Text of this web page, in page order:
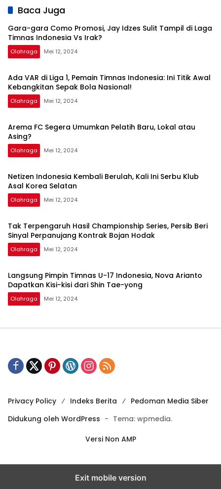
Asal Korea
Selatan
Kontrak Bojan
Hodak
yong
Baca Juga
Gara-gara Como Promosi, Jay Idzes Sulit Tampil di Laga
Timnas Indonesia Vs Irak?
Olahraga Mei 12, 2024
Ada VAR di Liga 1, Pemain Timnas Indonesia: Ini Titik Awal
Kebangkitan Sepak Bola Nasional!
Olahraga Mei 12, 2024
Arema FC Segera Umumkan Pelatih Baru, Lokal atau
Asing?
Olahraga Mei 12, 2024
Netizen Indonesia Kembali Berulah, Kali Ini Serbu Klub
Asal Korea Selatan
Olahraga Mei 12, 2024
Tak Terpengaruh Hasil Championship Series, Persib Beri
Sinyal Perpanujang Kontrak Bojan Hodak
Olahraga Mei 12, 2024
Langsung Pimpin Timnas U-17 Indonesia, Nova Arianto
Dapatkan Kisi-kisi dari Shin Tae-yong
Olahraga Mei 12, 2024
Privacy Policy Indeks Berita
Pedoman Media Siber
Didukung oleh WordPress - Tema: wpmedia.
Versi Non AMP
Exit mobile version